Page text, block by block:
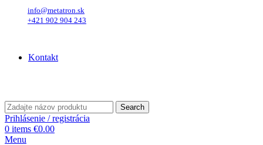
info@metatron.sk
+421 902 904 243
Kontakt
Search
Prihlásenie / registrácia
0 items €0.00
Menu